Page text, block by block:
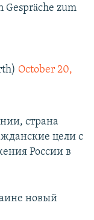
zum
October 20,
страна
цели с
России в
новый